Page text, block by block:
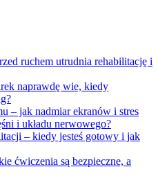
ruchem utrudnia rehabilitację i
naprawdę wie, kiedy
– jak nadmiar ekranów i stres
i układu nerwowego?
– kiedy jesteś gotowy i jak
ćwiczenia są bezpieczne, a